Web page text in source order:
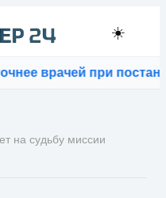
☀️
при постановке
на судьбу миссии